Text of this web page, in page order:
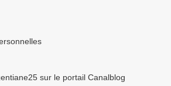
sur le portail Canalblog